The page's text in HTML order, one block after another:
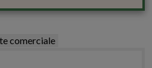
comerciale